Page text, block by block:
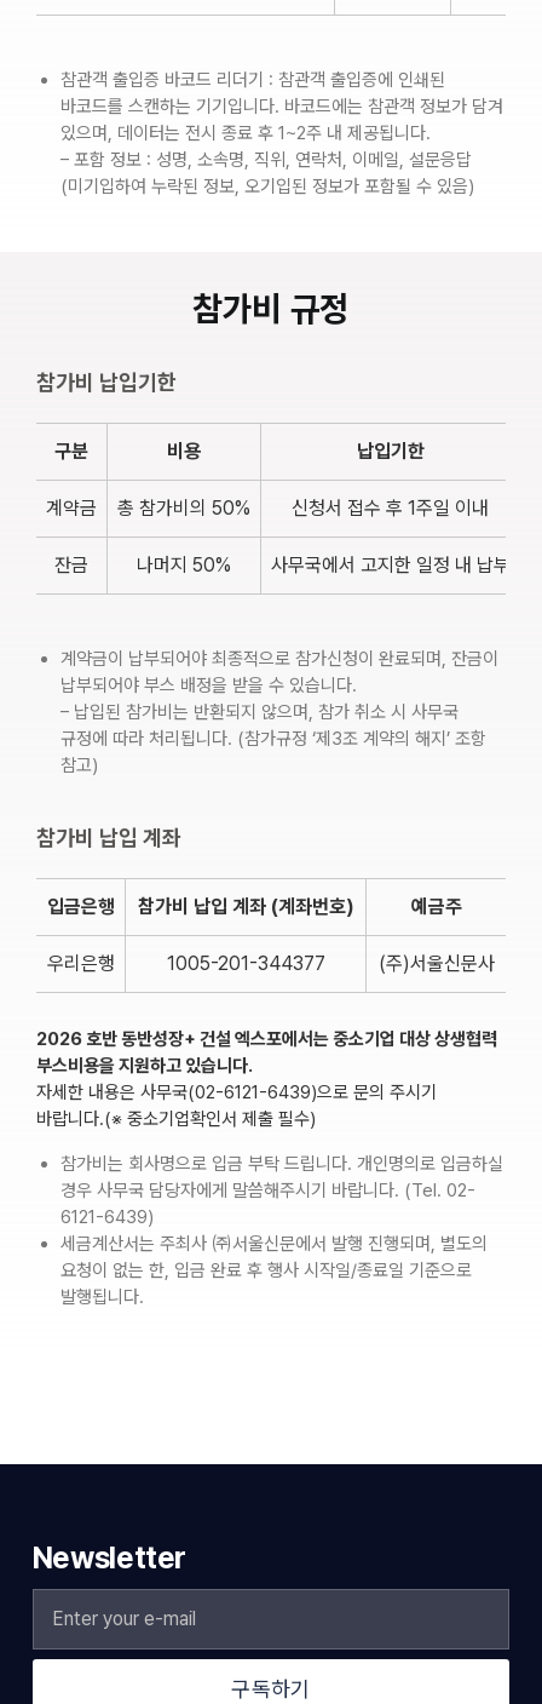
참관객 출입증 바코드 리더기 : 참관객 출입증에 인쇄된
바코드를 스캔하는 기기입니다. 바코드에는 참관객 정보가 담겨
있으며, 데이터는 전시 종료 후 1~2주 내 제공됩니다.
– 포함 정보 : 성명, 소속명, 직위, 연락처, 이메일, 설문응답
(미기입하여 누락된 정보, 오기입된 정보가 포함될 수 있음)
참가비 규정
참가비 납입기한
구분 비용 납입기한
계약금 총 참가비의 50% 신청서 접수 후 1주일 이내
잔금 나머지 50% 사무국에서 고지한 일정 내 납부
계약금이 납부되어야 최종적으로 참가신청이 완료되며, 잔금이
납부되어야 부스 배정을 받을 수 있습니다.
– 납입된 참가비는 반환되지 않으며, 참가 취소 시 사무국
규정에 따라 처리됩니다. (참가규정 ‘제3조 계약의 해지’ 조항
참고)
참가비 납입 계좌
입금은행 참가비 납입 계좌 (계좌번호) 예금주
우리은행 1005-201-344377 (주)서울신문사
2026 호반 동반성장+ 건설 엑스포에서는 중소기업 대상 상생협력
부스비용을 지원하고 있습니다.
자세한 내용은 사무국(02-6121-6439)으로 문의 주시기
바랍니다.(※ 중소기업확인서 제출 필수)
참가비는 회사명으로 입금 부탁 드립니다. 개인명의로 입금하실
경우 사무국 담당자에게 말씀해주시기 바랍니다. (Tel. 02-
6121-6439)
세금계산서는 주최사 ㈜서울신문에서 발행 진행되며, 별도의
요청이 없는 한, 입금 완료 후 행사 시작일/종료일 기준으로
발행됩니다.
Newsletter
구독하기